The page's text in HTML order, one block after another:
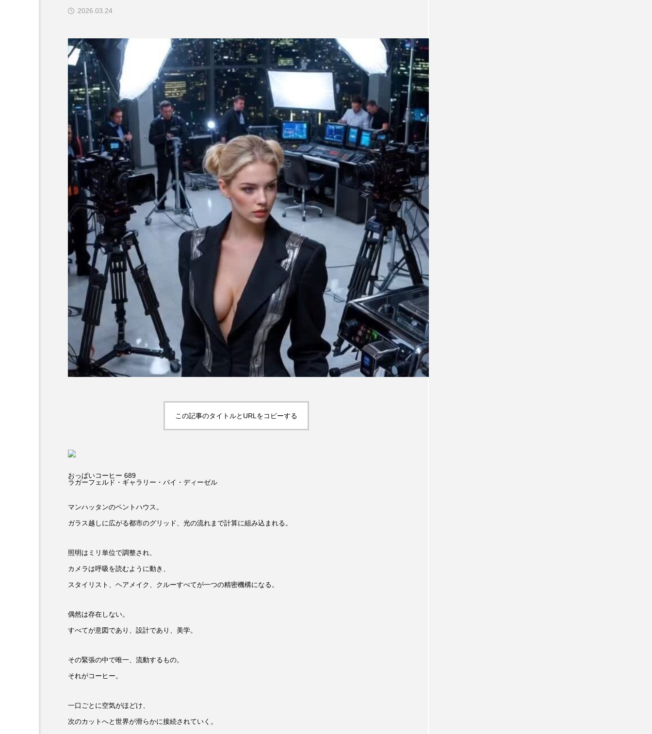
2026.03.24
この記事のタイトルとURLをコピーする
おっぱいコーヒー 689
ラガーフェルド・ギャラリー・バイ・ディーゼル
マンハッタンのペントハウス。
ガラス越しに広がる都市のグリッド、光の流れまで計算に組み込まれる。
照明はミリ単位で調整され、
カメラは呼吸を読むように動き、
スタイリスト、ヘアメイク、クルーすべてが一つの精密機構になる。
偶然は存在しない。
すべてが意図であり、設計であり、美学。
その緊張の中で唯一、流動するもの。
それがコーヒー。
一口ごとに空気がほどけ、
次のカットへと世界が滑らかに接続されていく。